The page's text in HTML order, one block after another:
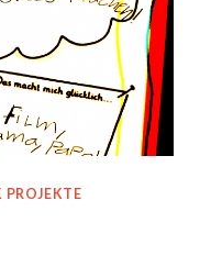
PROJEKTE